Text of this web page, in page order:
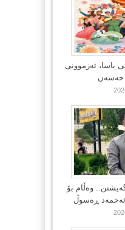
یاسا، ئەزموونی
حەسەن
وەڵام بۆ
ڕەسوڵ